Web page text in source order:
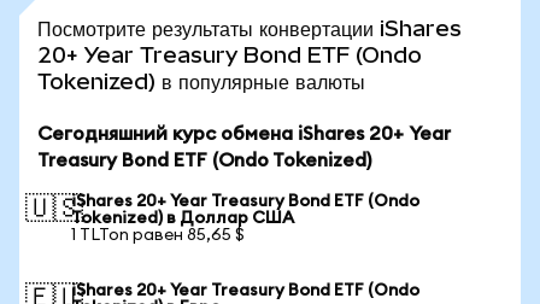
Посмотрите результаты конвертации iShares
20+ Year Treasury Bond ETF (Ondo
Tokenized) в популярные валюты
Сегодняшний курс обмена iShares 20+ Year
Treasury Bond ETF (Ondo Tokenized)
🇺🇸iShares 20+ Year Treasury Bond ETF (Ondo
Tokenized) в Доллар США
1 TLTon равен 85,65 $
iShares 20+ Year Treasury Bond ETF (Ondo